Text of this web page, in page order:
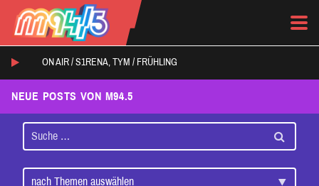
ON AIR / S1RENA, TYM / FRÜHLING
NEUE POSTS VON M94.5